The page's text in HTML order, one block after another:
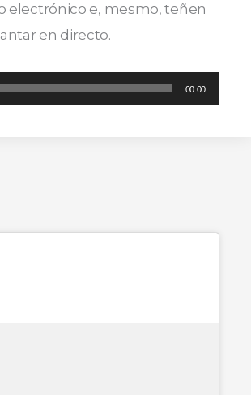
electrónico e, mesmo, teñen
en directo.
00:00